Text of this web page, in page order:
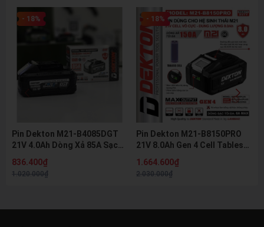
- 18%
Pin Dekton M21-B4085DGT
21V 4.0Ah Dòng Xả 85A Sạc
Chính Hãng
836.400₫
1.020.000₫
- 18%
Pin Dekton M21-B8150PRO
21V 8.0Ah Gen 4 Cell Tabless
M21 Chính Hãng
1.664.600₫
2.030.000₫